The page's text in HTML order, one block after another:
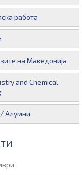
работа
на Македонија
and Chemical
Алумни